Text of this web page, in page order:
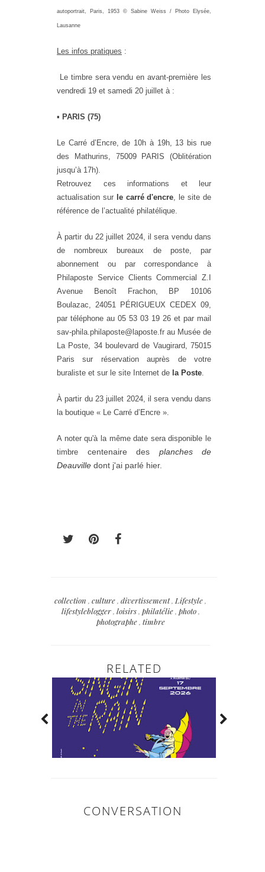
autoportrait, Paris, 1953 © Sabine Weiss / Photo Elysée,
Lausanne
Les infos pratiques :
Le timbre sera vendu en avant-première les
vendredi 19 et samedi 20 juillet à :
▪ PARIS (75)
Le Carré d’Encre, de 10h à 19h, 13 bis rue
des Mathurins, 75009 PARIS (Oblitération
jusqu’à 17h).
Retrouvez ces informations et leur
actualisation sur le carré d'encre , le site de
référence de l’actualité philatélique.
À partir du 22 juillet 2024, il sera vendu dans
de nombreux bureaux de poste, par
abonnement ou par correspondance à
Philaposte Service Clients Commercial Z.I
Avenue Benoît Frachon, BP 10106
Boulazac, 24051 PÉRIGUEUX CEDEX 09,
par téléphone au 05 53 03 19 26 et par mail
sav-phila.philaposte@laposte.fr au Musée de
La Poste, 34 boulevard de Vaugirard, 75015
Paris sur réservation auprès de votre
buraliste et sur le site Internet de la Poste
À partir du 23 juillet 2024, il sera vendu dans
la boutique « Le Carré d’Encre ».
A noter qu'à la même date sera disponible le
timbre centenaire des planches de
Deauville dont j'ai parlé hier.
collection , culture, divertissement, Lifestyle,
lifestyleblogger, loisirs, philatélie, photo,
photographe, timbre
RELATED
CONVERSATION